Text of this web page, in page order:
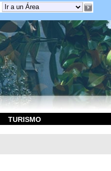
TURISMO